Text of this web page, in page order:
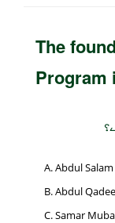
The
Program
Abdul Salam
Abdul
Samar